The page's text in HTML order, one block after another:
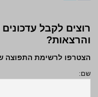
רוצים לקבל
והרצאות?
הצטרפו לרשימת התפוצה
שם: